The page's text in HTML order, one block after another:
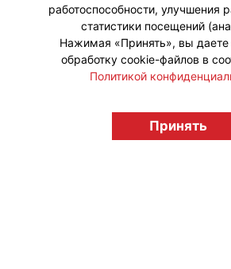
licensingrussia.ru, 2009-
работоспособности, улучшения
статистики посещений
Нажимая «Принять», вы даете
обработку cookie-файлов в
Политикой
Принять